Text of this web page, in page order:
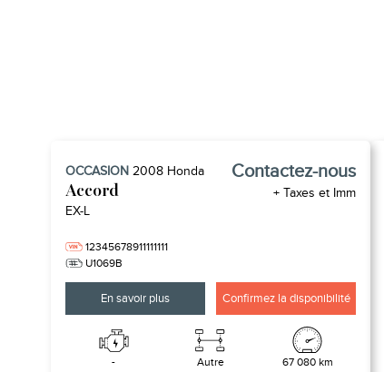
OCCASION 2008 Honda
Accord
EX-L
12345678911111111
U1069B
Contactez-nous
+ Taxes et Imm
En savoir plus Confirmez la disponibilité
- Autre 67 080 km